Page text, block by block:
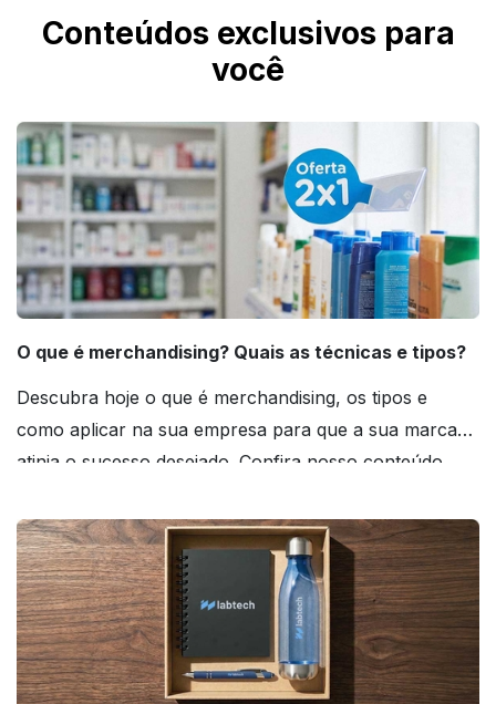
Conteúdos exclusivos para
você
O que é merchandising? Quais as técnicas e tipos?
Descubra hoje o que é merchandising, os tipos e
como aplicar na sua empresa para que a sua marca
atinja o sucesso desejado. Confira nosso conteúdo